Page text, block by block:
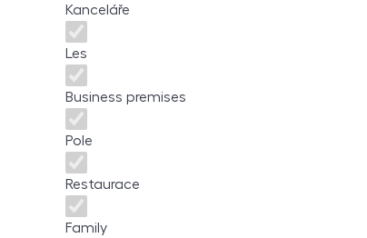
Kanceláře
Les
Business premises
Pole
Restaurace
Family